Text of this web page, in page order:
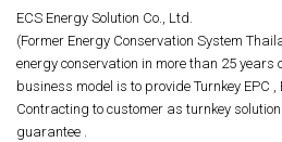
ECS Energy Solution Co., Ltd.
(Former Energy Conservation System
energy conservation in more than 25 years
business model is to provide Turnkey EPC
Contracting to customer as turnkey
guarantee .